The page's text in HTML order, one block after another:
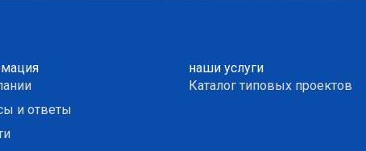
и ответы
наши услуги
Каталог типовых проектов